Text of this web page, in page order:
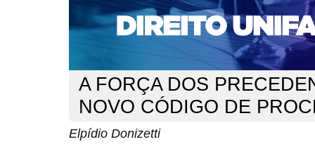
NOTÍCIAS
EDIÇÕES DE Nº 1 A 100 WEBMAIL
Capa>n. 175 (2015) > Donizetti
A FORÇA DOS
NOVO CÓDIGO DE
Elpídio Donizetti